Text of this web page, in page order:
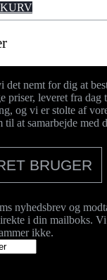
det nemt for dig at
priser, leveret fra dag
og vi er stolte af
til at samarbejde med
BRUGER
nyhedsbrev og
i din mailboks.
ikke.